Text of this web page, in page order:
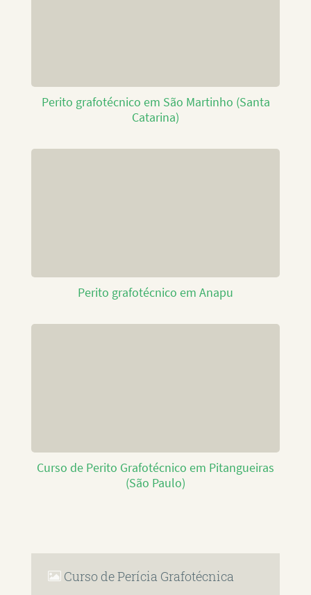
Perito grafotécnico em São Martinho (Santa
Catarina)
Perito grafotécnico em Anapu
Curso de Perito Grafotécnico em Pitangueiras
(São Paulo)
Curso de Perícia Grafotécnica